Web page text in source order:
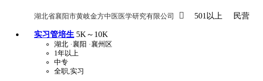
湖北省襄阳市黄岐金方中医医学研究有限公司  501以上
民营
实习管培生 5K～10K
湖北 ·襄阳 ·襄州区
1年以上
中专
全职,实习